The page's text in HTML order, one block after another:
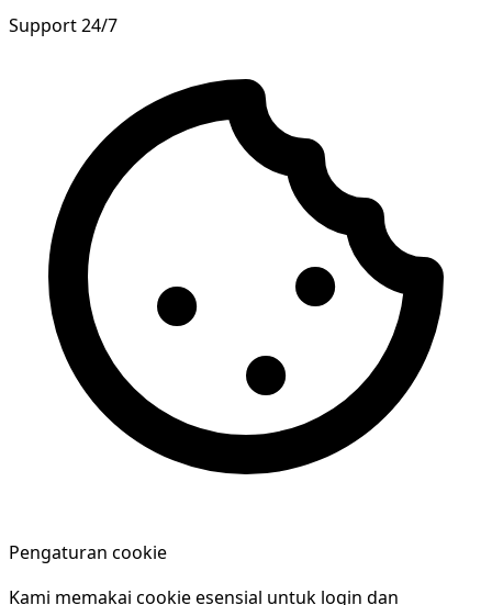
Support 24/7
Pengaturan cookie
Kami memakai cookie esensial untuk login dan